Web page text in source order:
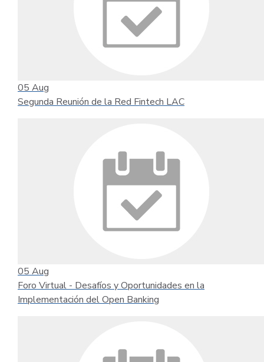
05 Aug
Segunda Reunión de la Red Fintech LAC
05 Aug
Foro Virtual - Desafíos y Oportunidades en la
Implementación del Open Banking